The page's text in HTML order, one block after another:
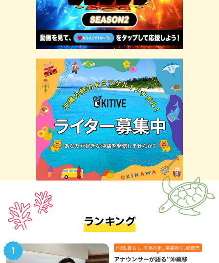
ランキング
地域,暮らし,本島南部,沖縄移住,那覇市
アナウンサーが語る”沖縄移